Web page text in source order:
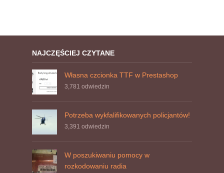
NAJCZĘŚCIEJ CZYTANE
Własna czcionka TTF w Prestashop
3,781 odwiedzin
Potrzeba wykfalifikowanych policjantów!
3,391 odwiedzin
W poszukiwaniu pomocy w
rozkodowaniu radia